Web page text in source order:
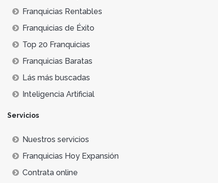
Franquicias Rentables
Franquicias de Éxito
Top 20 Franquicias
Franquicias Baratas
Lás más buscadas
Inteligencia Artificial
Servicios
Nuestros servicios
Franquicias Hoy Expansión
Contrata online